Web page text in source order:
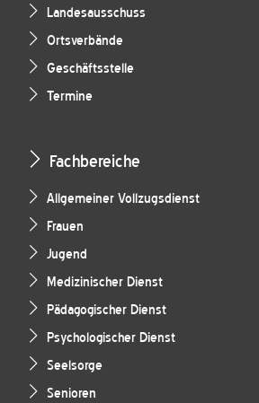
Landesausschuss
Ortsverbände
Geschäftsstelle
Termine
Fachbereiche
Allgemeiner Vollzugsdienst
Frauen
Jugend
Medizinischer Dienst
Pädagogischer Dienst
Psychologischer Dienst
Seelsorge
Senioren